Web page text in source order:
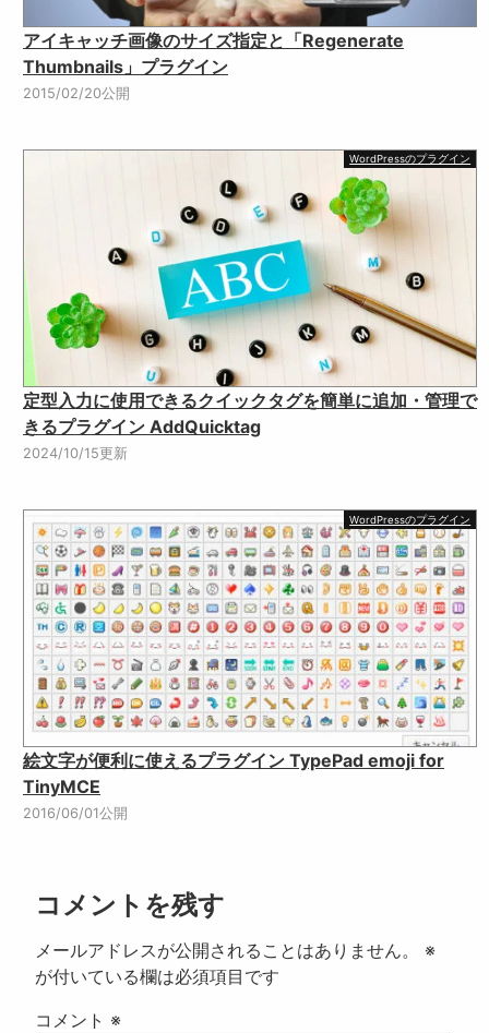
アイキャッチ画像のサイズ指定と「Regenerate
Thumbnails」プラグイン
2015/02/20公開
WordPressのプラグイン
定型入力に使用できるクイックタグを簡単に追加・管理で
きるプラグイン AddQuicktag
2024/10/15更新
WordPressのプラグイン
絵文字が便利に使えるプラグイン TypePad emoji for
TinyMCE
2016/06/01公開
コメントを残す
メールアドレスが公開されることはありません。
※
が付いている欄は必須項目です
コメント ※